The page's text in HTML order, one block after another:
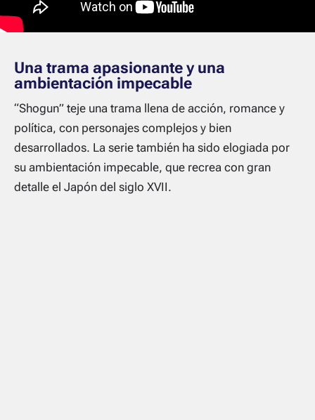
Una trama apasionante y una
ambientación impecable
“Shogun” teje una trama llena de acción, romance y
política, con personajes complejos y bien
desarrollados. La serie también ha sido elogiada por
su ambientación impecable, que recrea con gran
detalle el Japón del siglo XVII.